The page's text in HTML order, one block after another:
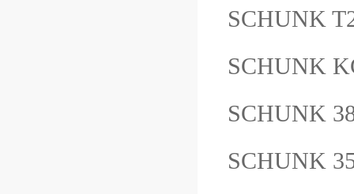
SCHUNK
SCHUNK
SCHUNK
SCHUNK